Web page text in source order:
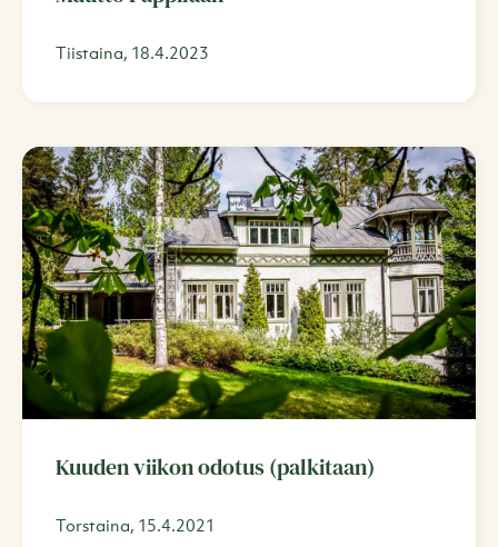
Tiistaina, 18.4.2023
Kuuden viikon odotus (palkitaan)
Torstaina, 15.4.2021